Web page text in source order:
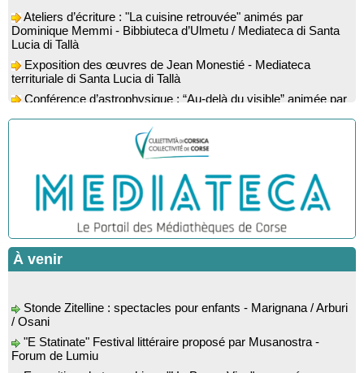
Dominique Memmi - Bibbiuteca d’Ulmetu / Mediateca di Santa
Lucia di Tallà
Exposition des œuvres de Jean Monestié - Mediateca
territuriale di Santa Lucia di Tallà
Conférence d’astrophysique : “Au-delà du visible” animée par
l’astrophysicien Paul Guerrini - Médiathèque - Pitretu è
Exposition des œuvres de Dominique Malberti Morin :
"Racines, peintures acryliques et aquarelles" - Mediateca
territuriale di Santa Lucia di Tallà
Animation : "Petits lecteurs" - Médiathèque - Pitretu è
Bicchisgià
mignuleddu" par la Caravane de Conteurs - Currà
Spectacle musical : "Viaghju in Corsica cù Regina & Bruno",
hommage au duo mythique de la chanson corse interprété par
Lecture musicale : "Frida par les mots" proposée par la
compagnie "Si Osa", Lecture de Marine Lalanne accompagnée
de la guitare de Mister Mat
! Événement reporté ! Conférence : “Les fouilles de 2025 dans
À venir
/ Osani
"E Statinate" Festival littéraire proposé par Musanostra -
Forum de Lumiu
Exposition photographique "Un Paese Vivu" proposé par